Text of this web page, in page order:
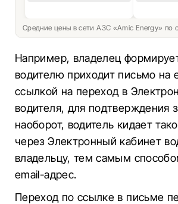
Средние цены в сети АЗС «Amic Energy» по
Например, владелец
водителю приходит письмо на
ссылкой на переход в
водителя, для подтверждения
наоборот, водитель кидает
через Электронный кабинет
владельцу, тем самым
email-адрес.
Переход по ссылке в письме